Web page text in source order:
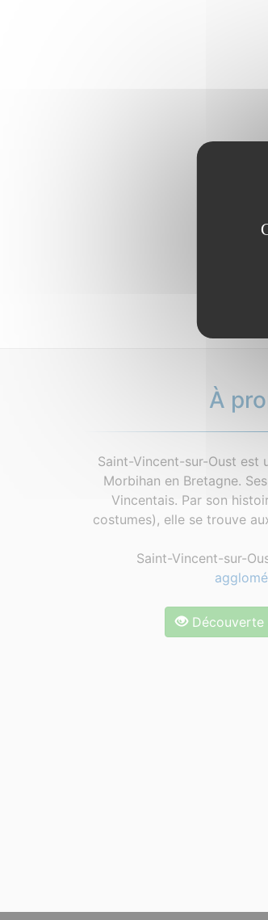
À
Saint-Vincent-sur-Oust est
Morbihan en Bretagne.
Vincentais. Par son
costumes), elle se trouve
Saint-Vincent-sur-
Découverte